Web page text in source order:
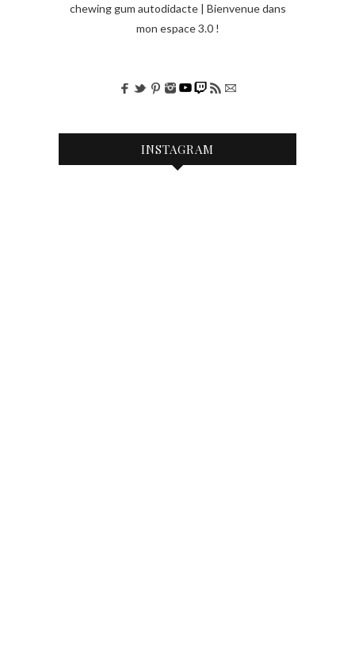
chewing gum autodidacte | Bienvenue dans
mon espace 3.0 !
INSTAGRAM